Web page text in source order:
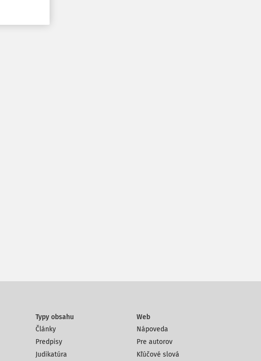
Typy obsahu
Články
Predpisy
Judikatúra
Web
Nápoveda
Pre autorov
Kľúčové slová